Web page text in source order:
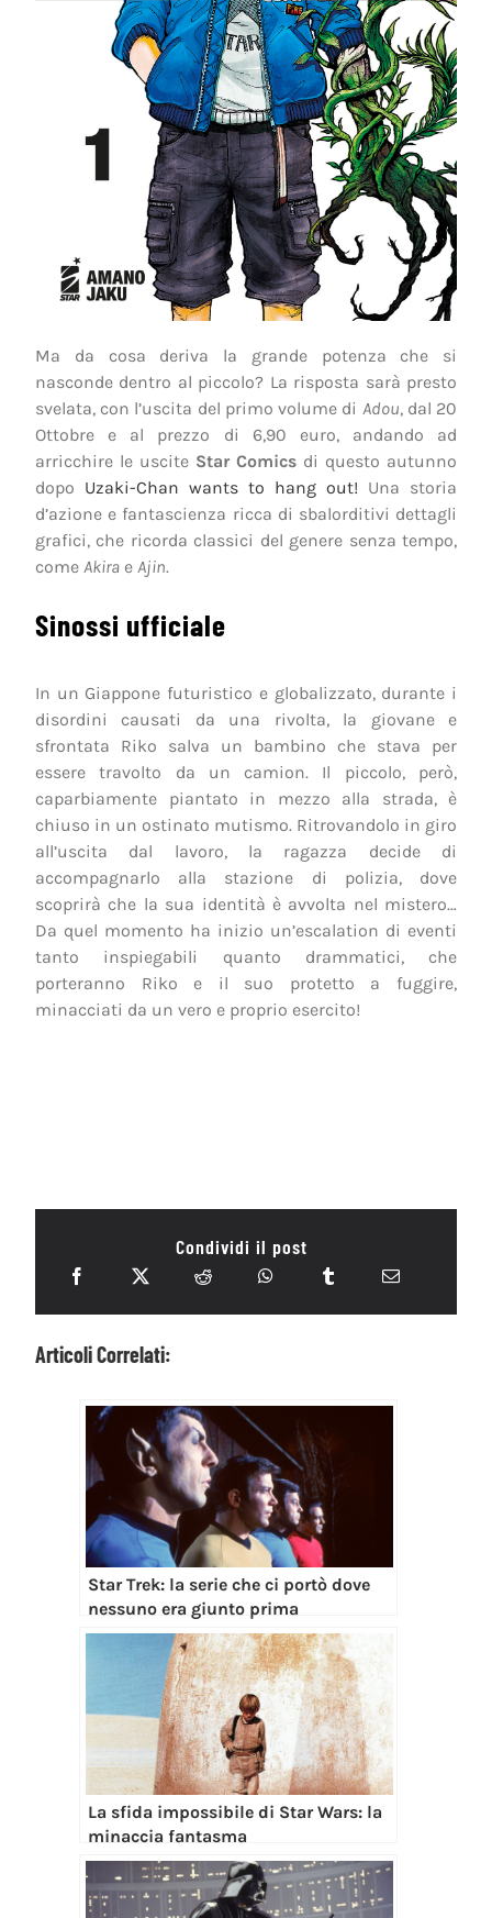
Ma da cosa deriva la grande potenza che si
nasconde dentro al piccolo? La risposta sarà presto
svelata, con l’uscita del primo volume di Adou, dal 20
Ottobre e al prezzo di 6,90 euro, andando ad
arricchire le uscite Star Comics di questo autunno
dopo Uzaki-Chan wants to hang out! Una storia
d’azione e fantascienza ricca di sbalorditivi dettagli
grafici, che ricorda classici del genere senza tempo,
come Akira e Ajin.
Sinossi ufficiale
In un Giappone futuristico e globalizzato, durante i
disordini causati da una rivolta, la giovane e
sfrontata Riko salva un bambino che stava per
essere travolto da un camion. Il piccolo, però,
caparbiamente piantato in mezzo alla strada, è
chiuso in un ostinato mutismo. Ritrovandolo in giro
all’uscita dal lavoro, la ragazza decide di
accompagnarlo alla stazione di polizia, dove
scoprirà che la sua identità è avvolta nel mistero…
Da quel momento ha inizio un’escalation di eventi
tanto inspiegabili quanto drammatici, che
porteranno Riko e il suo protetto a fuggire,
minacciati da un vero e proprio esercito!
Condividi il post
Articoli Correlati:
Star Trek: la serie che ci portò dove
nessuno era giunto prima
La sfida impossibile di Star Wars: la
minaccia fantasma